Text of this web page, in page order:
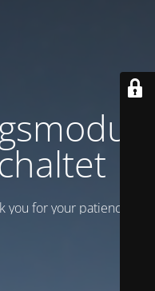
for your patience!